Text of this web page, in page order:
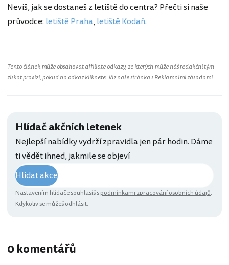
Nevíš, jak se dostaneš z letiště do centra? Přečti si naše
průvodce: letiště Praha, letiště Kodaň.
Tento článek může obsahovat affiliate odkazy, ze kterých může náš redakční tým
získat provizi, pokud na odkaz kliknete. Viz naše stránka sReklamními zásadami.
Hlídač akčních letenek
Nejlepší nabídky vydrží zpravidla jen pár hodin. Dáme
ti vědět ihned, jakmile se objeví
Hlídat akce
Nastavením hlídače souhlasíš spodmínkami zpracování osobních údajů.
Kdykoliv se můžeš odhlásit.
0 komentářů